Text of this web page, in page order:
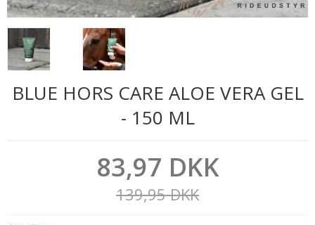
BLUE HORS CARE ALOE VERA GEL
- 150 ML
83,97 DKK
139,95 DKK